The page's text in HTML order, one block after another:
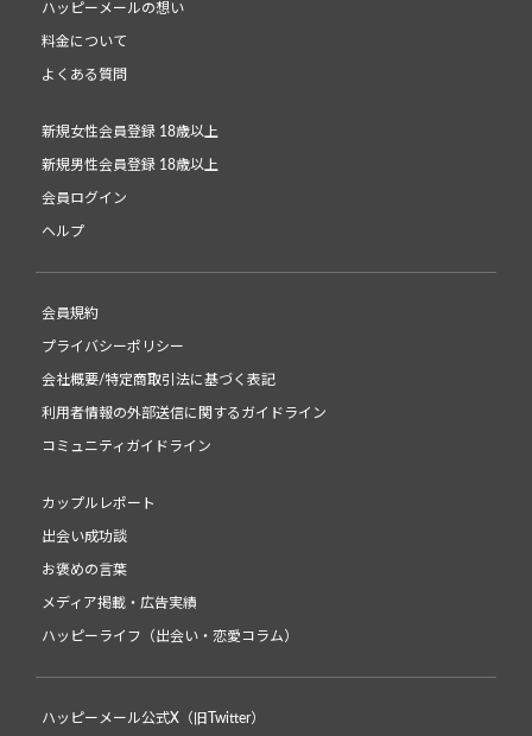
ハッピーメールの想い
料金について
よくある質問
新規女性会員登録 18歳以上
新規男性会員登録 18歳以上
会員ログイン
ヘルプ
会員規約
プライバシーポリシー
会社概要/特定商取引法に基づく表記
利用者情報の外部送信に関するガイドライン
コミュニティガイドライン
カップルレポート
出会い成功談
お褒めの言葉
メディア掲載・広告実績
ハッピーライフ（出会い・恋愛コラム）
ハッピーメール公式X（旧Twitter）